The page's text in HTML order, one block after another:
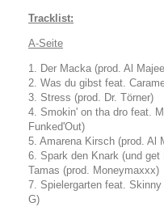
Tracklist:
A-Seite
1. Der Macka (prod. Al
2. Was du gibst feat.
3. Stress (prod. Dr. Törner)
4. Smokin' on tha dro feat.
Funked'Out)
5. Amarena Kirsch (prod. Al
6. Spark den Knark (und
Tamas (prod. Moneymaxxx)
7. Spielergarten feat.
G)